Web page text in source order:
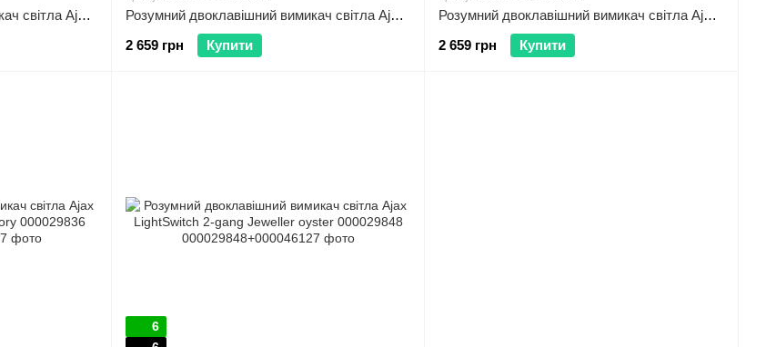
Розумний двоклавішний вимикач світла Ajax LightSwitch 2-gang Jeweller fog
Розумний двоклавішний вимикач світла Ajax LightSwitch 2-gang Jeweller olive
2 659 грн
Купити
Розумний двоклавішний вимикач світла Ajax LightSwitch 2-gang Jeweller grey
2 659 грн
Купити
6